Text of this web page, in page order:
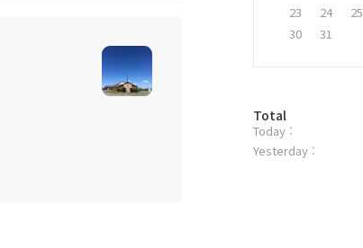
23
24 25
30
31
방
문
자
Total
Today :
Yesterday :